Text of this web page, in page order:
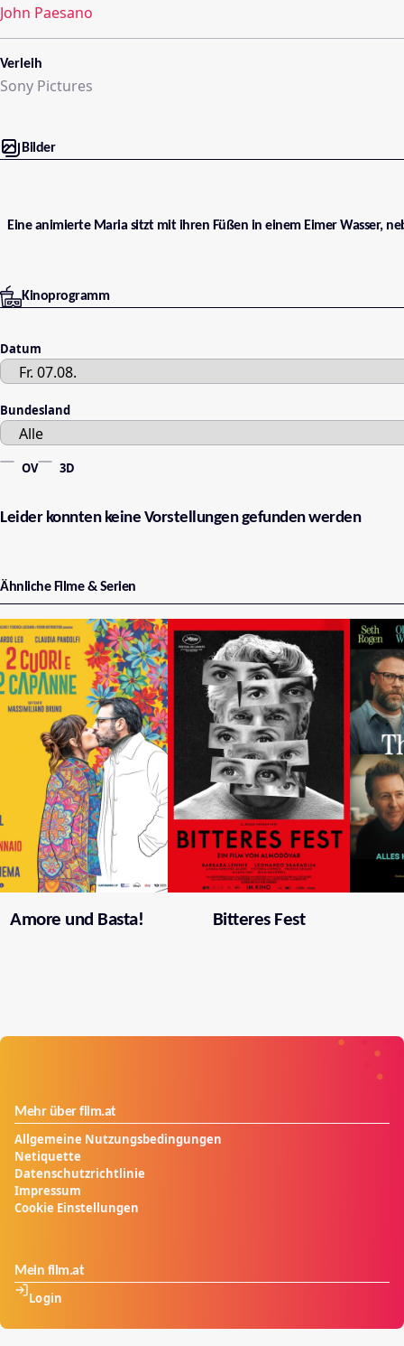
John Paesano
Verleih
Sony Pictures
Bilder
Eine animierte Maria sitzt mit ihren Füßen in einem Eimer Wasser,
Kinoprogramm
Datum
Bundesland
OV 3D
Leider konnten keine Vorstellungen gefunden werden
Ähnliche Filme & Serien
Amore und Basta! Bitteres Fest
Mehr über film.at
Allgemeine Nutzungsbedingungen
Netiquette
Datenschutzrichtlinie
Impressum
Cookie Einstellungen
Mein film.at
Login